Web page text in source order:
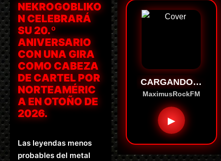
NEKROGOBLIKO
N CELEBRARÁ
SU 20.º
ANIVERSARIO
CON UNA GIRA
COMO CABEZA
DE CARTEL POR
NORTEAMÉRIC
A EN OTOÑO DE
2026.
Las leyendas menos
probables del metal
CARGANDO…
MaximusRockFM
▶